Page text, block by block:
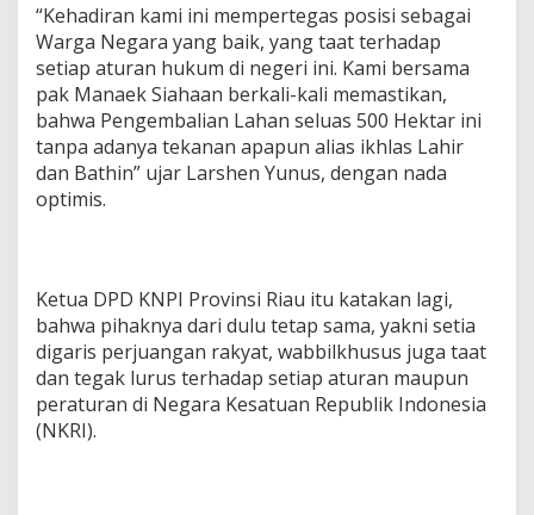
“Kehadiran kami ini mempertegas posisi sebagai
Warga Negara yang baik, yang taat terhadap
setiap aturan hukum di negeri ini. Kami bersama
pak Manaek Siahaan berkali-kali memastikan,
bahwa Pengembalian Lahan seluas 500 Hektar ini
tanpa adanya tekanan apapun alias ikhlas Lahir
dan Bathin” ujar Larshen Yunus, dengan nada
optimis.
Ketua DPD KNPI Provinsi Riau itu katakan lagi,
bahwa pihaknya dari dulu tetap sama, yakni setia
digaris perjuangan rakyat, wabbilkhusus juga taat
dan tegak lurus terhadap setiap aturan maupun
peraturan di Negara Kesatuan Republik Indonesia
(NKRI).